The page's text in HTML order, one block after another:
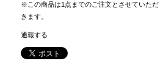
※この商品は1点までのご注文とさせていただ
きます。
通報する